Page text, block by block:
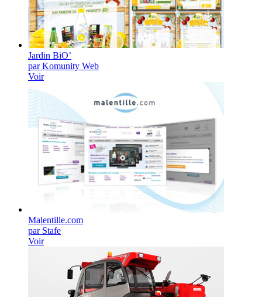
Jardin BiO’
par Komunity Web
Voir
Malentille.com
par Stafe
Voir